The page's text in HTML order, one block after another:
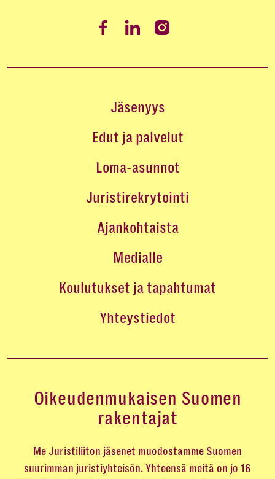
Jäsenyys
Edut ja palvelut
Loma-asunnot
Juristirekrytointi
Ajankohtaista
Medialle
Koulutukset ja tapahtumat
Yhteystiedot
Oikeudenmukaisen Suomen
rakentajat
Me Juristiliiton jäsenet muodostamme Suomen
suurimman juristiyhteisön. Yhteensä meitä on jo 16